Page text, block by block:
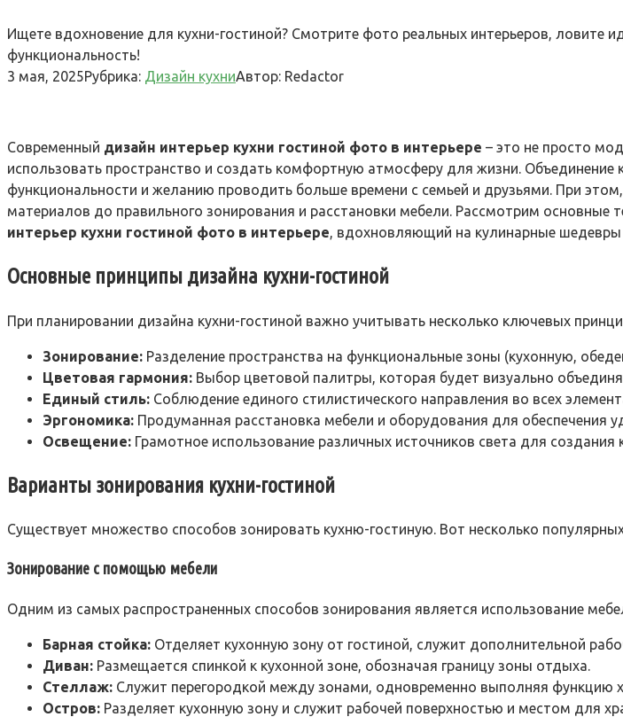
Ищете вдохновение для кухни-гостиной? Смотрите фото реальных интерьеров, ловите
функциональность!
3 мая, 2025Рубрика: Дизайн кухниАвтор: Redactor
Современный дизайн интерьер кухни гостиной фото в интерьере – это не просто
использовать пространство и создать комфортную атмосферу для жизни.
функциональности и желанию проводить больше времени с семьей и друзьями. При
материалов до правильного зонирования и расстановки мебели. Рассмотрим
интерьер кухни гостиной фото в интерьере, вдохновляющий на кулинарные шедевры
Основные принципы дизайна кухни-гостиной
При планировании дизайна кухни-гостиной важно учитывать несколько ключевых
Зонирование: Разделение пространства на функциональные зоны (кухонную,
Цветовая гармония: Выбор цветовой палитры, которая будет визуально
Единый стиль: Соблюдение единого стилистического направления во всех
Эргономика: Продуманная расстановка мебели и оборудования для обеспечения
Освещение: Грамотное использование различных источников света для
Варианты зонирования кухни-гостиной
Существует множество способов зонировать кухню-гостиную. Вот несколько
Зонирование с помощью мебели
Одним из самых распространенных способов зонирования является использование
Барная стойка: Отделяет кухонную зону от гостиной, служит дополнительной
Диван: Размещается спинкой к кухонной зоне, обозначая границу зоны отдыха.
Стеллаж: Служит перегородкой между зонами, одновременно выполняя функцию
Остров: Разделяет кухонную зону и служит рабочей поверхностью и местом для